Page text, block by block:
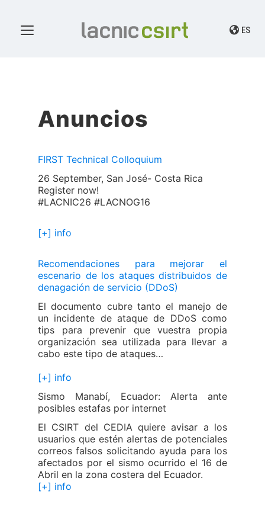
ES
Anuncios
FIRST Technical Colloquium
26 September, San José- Costa Rica
Register now!
#LACNIC26 #LACNOG16
[+] info
Recomendaciones para mejorar el
escenario de los ataques distribuidos de
denagación de servicio (DDoS)
El documento cubre tanto el manejo de
un incidente de ataque de DDoS como
tips para prevenir que vuestra propia
organización sea utilizada para llevar a
cabo este tipo de ataques…
[+] info
Sismo Manabí, Ecuador: Alerta ante
posibles estafas por internet
El CSIRT del CEDIA quiere avisar a los
usuarios que estén alertas de potenciales
correos falsos solicitando ayuda para los
afectados por el sismo ocurrido el 16 de
Abril en la zona costera del Ecuador.
[+] info